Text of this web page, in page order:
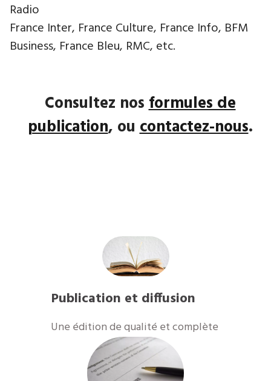
Radio
France Inter, France Culture, France Info, BFM
Business, France Bleu, RMC, etc.
Consultez nosformules de
publication, oucontactez-nous.
Publication et diffusion
Une édition de qualité et complète